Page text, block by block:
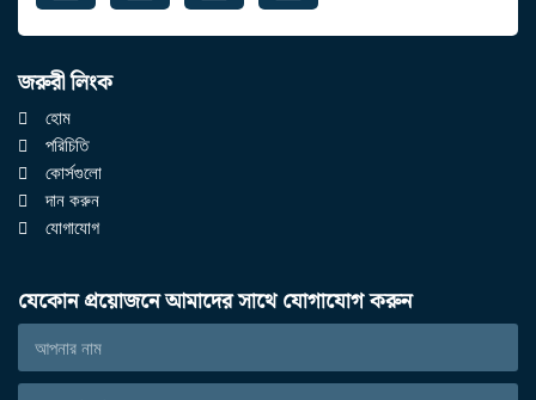
জরুরী লিংক
হোম
পরিচিতি
কোর্সগুলো
দান করুন
যোগাযোগ
যেকোন প্রয়োজনে আমাদের সাথে যোগাযোগ করুন